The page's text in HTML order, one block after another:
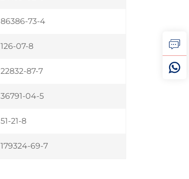
86386-73-4
126-07-8
22832-87-7
36791-04-5
51-21-8
179324-69-7